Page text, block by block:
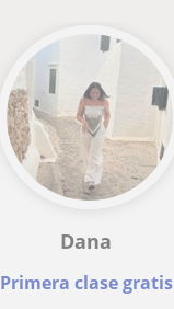
Dana
Primera clase gratis